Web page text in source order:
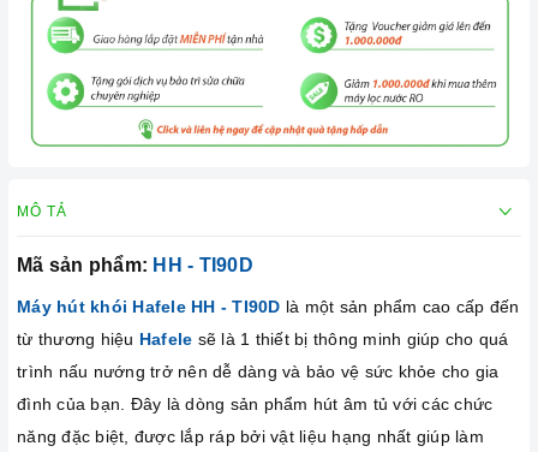
MÔ TẢ
Mã sản phẩm: HH - TI90D
Máy hút khói Hafele HH - TI90D là một sản phẩm cao cấp đến
từ thương hiệu Hafele sẽ là 1 thiết bị thông minh giúp cho quá
trình nấu nướng trở nên dễ dàng và bảo vệ sức khỏe cho gia
đình của bạn. Đây là dòng sản phẩm hút âm tủ với các chức
năng đặc biệt, được lắp ráp bởi vật liệu hạng nhất giúp làm